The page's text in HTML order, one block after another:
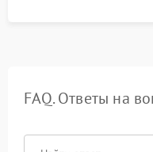
FAQ. Ответы на